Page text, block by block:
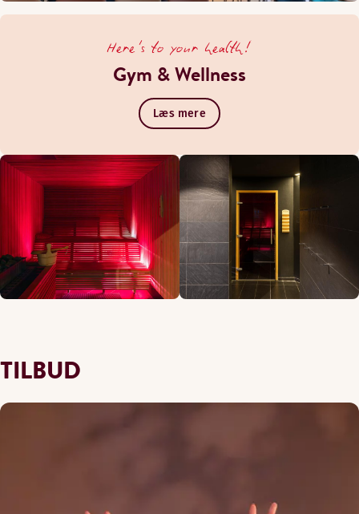
Here's to your health!
Gym & Wellness
Læs mere
TILBUD